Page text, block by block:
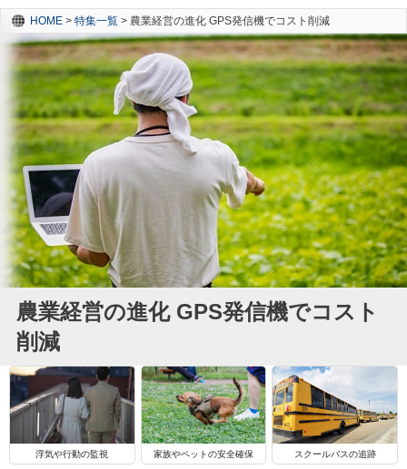
HOME > 特集一覧 > 農業経営の進化 GPS発信機でコスト削減
農業経営の進化 GPS発信機でコスト
削減
浮気や行動の監視 家族やペットの安全確保 スクールバスの追跡